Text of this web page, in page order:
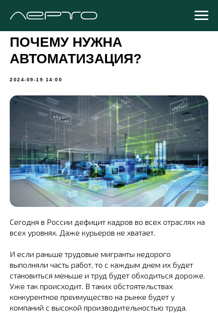
ПОЧЕМУ НУЖНА
АВТОМАТИЗАЦИЯ?
2024-09-19 14:00
Сегодня в России дефицит кадров во всех отраслях на
всех уровнях. Даже курьеров не хватает.
И если раньше трудовые мигранты недорого
выполняли часть работ, то с каждым днем их будет
становиться меньше и труд будет обходиться дороже.
Уже так происходит. В таких обстоятельствах
конкурентное преимущество на рынке будет у
компаний с высокой производительностью труда.